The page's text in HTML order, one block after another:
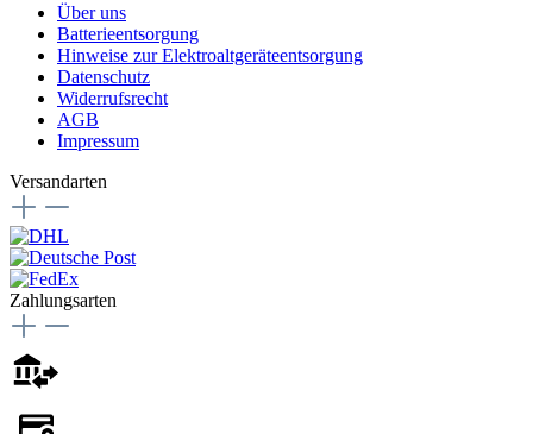
Über uns
Batterieentsorgung
Hinweise zur Elektroaltgeräteentsorgung
Datenschutz
Widerrufsrecht
AGB
Impressum
Versandarten
Zahlungsarten